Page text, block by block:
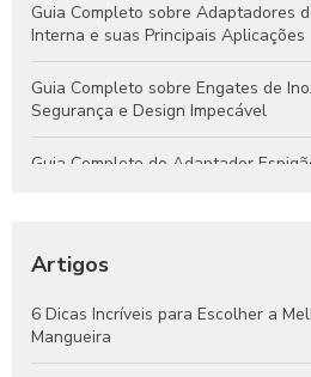
Guia Completo sobre Adaptadores
Interna e suas Principais Aplicações
Guia Completo sobre Engates de
Segurança e Design Impecável
Guia Completo do Adaptador
Eficientes e Confiáveis
Engates Pneumáticos: Vantagens,
Escolher o Melhor Modelo
Artigos
6 Dicas Incríveis para Escolher a
Mangueira